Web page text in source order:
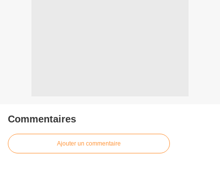
Commentaires
Ajouter un commentaire